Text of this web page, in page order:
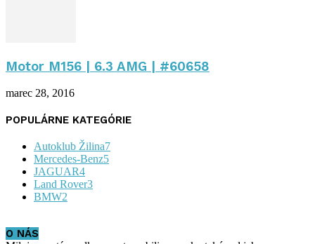
Motor M156 | 6.3 AMG | #60658
marec 28, 2016
POPULÁRNE KATEGÓRIE
Autoklub Žilina7
Mercedes-Benz5
JAGUAR4
Land Rover3
BMW2
O NÁS